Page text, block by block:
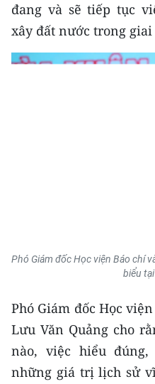
đang và sẽ tiếp tục
xây đất nước trong
Phó Giám đốc Học viện Báo chí
biểu
Phó Giám đốc Học
Lưu Văn Quảng cho
nào, việc hiểu
những giá trị lịch sử